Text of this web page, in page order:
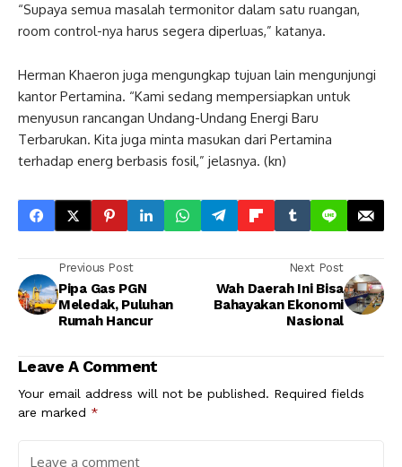
“Supaya semua masalah termonitor dalam satu ruangan,
room control-nya harus segera diperluas,” katanya.
Herman Khaeron juga mengungkap tujuan lain mengunjungi
kantor Pertamina. “Kami sedang mempersiapkan untuk
menyusun rancangan Undang-Undang Energi Baru
Terbarukan. Kita juga minta masukan dari Pertamina
terhadap energ berbasis fosil,” jelasnya. (kn)
Previous Post
Pipa Gas PGN
Meledak, Puluhan
Rumah Hancur
Next Post
Wah Daerah Ini Bisa
Bahayakan Ekonomi
Nasional
Leave A Comment
Your email address will not be published. Required fields
are marked *